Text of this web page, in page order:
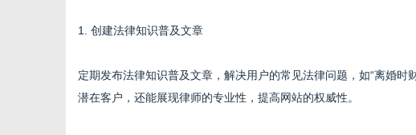
1. 创建法律知识普及文章
定期发布法律知识普及文章，解决用户的常见法律问题，如“离婚时
潜在客户，还能展现律师的专业性，提高网站的权威性。